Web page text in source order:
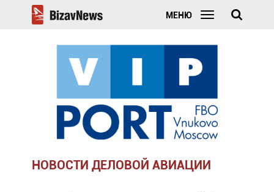
МЕНЮ
НОВОСТИ ДЕЛОВОЙ АВИАЦИИ